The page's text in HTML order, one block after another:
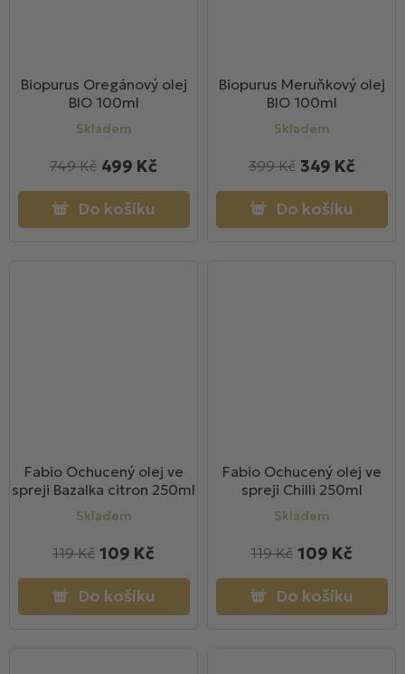
Biopurus Oregánový olej
BIO 100ml
Skladem
499 Kč
749 Kč
Do košíku
Biopurus Meruňkový olej
BIO 100ml
Skladem
349 Kč
399 Kč
Do košíku
Fabio Ochucený olej ve
spreji Bazalka citron 250ml
Skladem
109 Kč
119 Kč
Do košíku
Fabio Ochucený olej ve
spreji Chilli 250ml
Skladem
109 Kč
119 Kč
Do košíku